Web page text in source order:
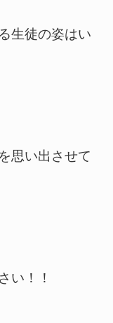
生徒の姿はい
思い出させて
い！！